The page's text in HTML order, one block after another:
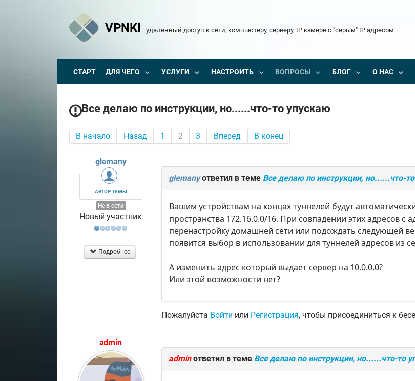
VPNKI удаленный доступ к сети, компьютеру, серверу, IP камере с "серым" IP адресом
СТАРТ ДЛЯ ЧЕГО УСЛУГИ НАСТРОИТЬ ВОПРОСЫ БЛОГ О НАС
Все делаю по инструкции, но......что-то упускаю
В начало Назад 1 2 3 Вперед В конец
glemany
АВТОР ТЕМЫ
Не в сети
Новый участник
Подробнее
glemanyответил в теме Все делаю по инструкции, но......что-
Вашим устройствам на концах туннелей будут
пространства 172.16.0.0/16. При совпадении этих адресов с
перенастройку домашней сети или подождать следующей
появится выбор в использовании для туннелей адресов из
А изменить адрес который выдает сервер на 10.0.0.0?
Или этой возможности нет?
Пожалуйста Войти или Регистрация, чтобы присоединиться к
admin
adminответил в теме Все делаю по инструкции, но......что-то